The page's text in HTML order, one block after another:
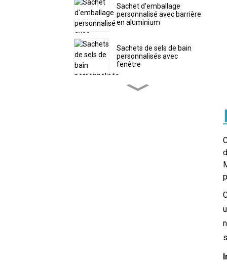
Sachet d'emballage
personnalisé avec barrière
en aluminium
Sachets de sels de bain
personnalisés avec
fenêtre
Sachet d'emballage